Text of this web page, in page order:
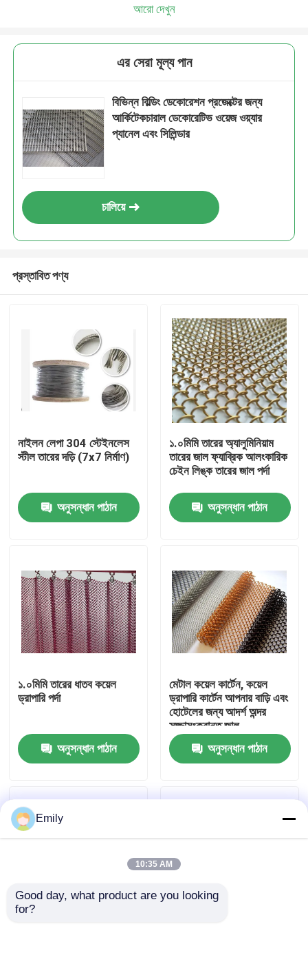
পণ্য
আমাদের সম্বন্ধে
কারখানা পরিদর্শন
গুণমান নিয়ন্ত্রণ
খবর
প্রসারিত ধাতু তারের জাল
আরো দেখুন
এর সেরা মূল্য পান
বিভিন্ন বিল্ডিং ডেকোরেশন প্রজেক্টের জন্য
আর্কিটেকচারাল ডেকোরেটিভ ওয়েজ ওয়্যার
প্যানেল এবং সিলিন্ডার
চালিয়ে
প্রস্তাবিত পণ্য
নাইলন লেপা 304 স্টেইনলেস
স্টীল তারের দড়ি (7x7 নির্মাণ)
অনুসন্ধান পাঠান
১.০মিমি তারের অ্যালুমিনিয়াম
তারের জাল ফ্যাব্রিক আলংকারিক
চেইন লিঙ্ক তারের জাল পর্দা
অনুসন্ধান পাঠান
১.০মিমি তারের ধাতব কয়েল
ড্রাপারি পর্দা
অনুসন্ধান পাঠান
মেটাল কয়েল কার্টেন, কয়েল
ড্রাপারি কার্টেন আপনার বাড়ি এবং
হোটেলের জন্য আদর্শ অন্দর
সজ্জাসংক্রান্ত জাল
অনুসন্ধান পাঠান
Emily
10:35 AM
Good day, what product are you looking
for?